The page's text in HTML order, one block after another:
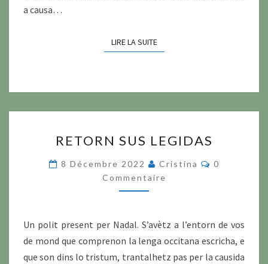
a causa…
LIRE LA SUITELIRE LA SUITE
SUS
LEGIDAS
RETORN SUS LEGIDAS
8 Décembre 2022 Cristina
0
Commentaire
Un polit present per Nadal. S’avètz a l’entorn de vos
de mond que comprenon la lenga occitana escricha, e
que son dins lo tristum, trantalhetz pas per la causida